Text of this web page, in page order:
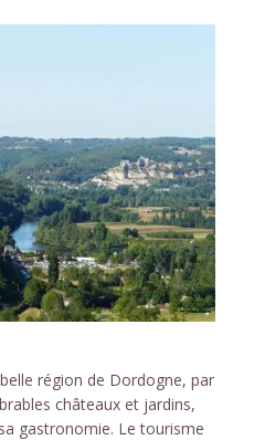
région de Dordogne, par
châteaux et jardins,
gastronomie. Le tourisme